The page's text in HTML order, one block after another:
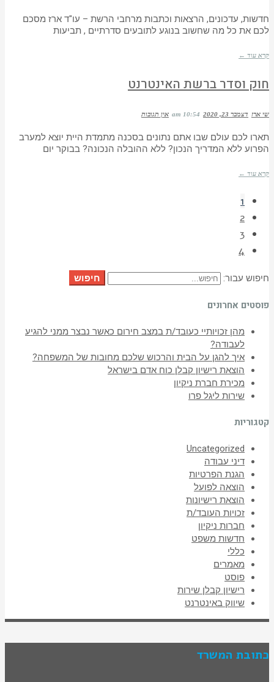
חדשות, עדכונים, הרצאות וכתבות מרחבי הרשת – עו"ד ארז מסכם
לכם את כל מה שחשוב בנוגע לתובעים סדרתיים , תביעות
קרא עוד ←
חוק וסדר ברשת האינטרנט
שי ארז דצמבר 23, 2020 10:54 am אין תגובות
תארו לכם עולם שבו אתם נתונים בסכנה מתמדת היית יוצא למערב
הפרוע ללא המדריך הנכון? ללא ההובלה הנכונה? בבוקר יום
קרא עוד ←
1
2
3
4
חיפוש עבור: חיפוש
פוסטים אחרונים
מהן זכויותיי כעובד/ת במצב חירום כאשר נבצר ממני להגיע
לעבודה?
איך להגן על הבית והרכוש שלכם מחובות של המשפחה?
הוצאת רישיון קבלן כוח אדם בישראל
מכירת חברת ניקיון
שירות ליגל פרו
קטגוריות
Uncategorized
דיני עבודה
הגנת הפרטיות
הוצאה לפועל
הוצאת רישיונות
זכויות העובד/ת
חברות ניקיון
חדשות משפט
כללי
מאמרים
פוסט
רישיון קבלן שירות
שיווק באינטרנט
כתובת המשרד